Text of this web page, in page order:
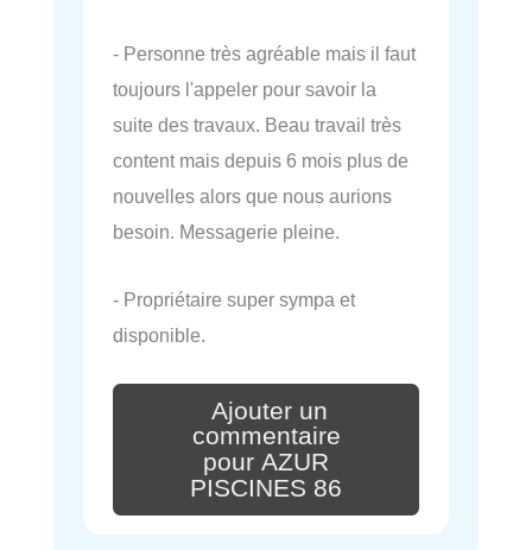
- Personne très agréable mais il faut
toujours l'appeler pour savoir la
suite des travaux. Beau travail très
content mais depuis 6 mois plus de
nouvelles alors que nous aurions
besoin. Messagerie pleine.
- Propriétaire super sympa et
disponible.
Ajouter un
commentaire
pour AZUR
PISCINES 86